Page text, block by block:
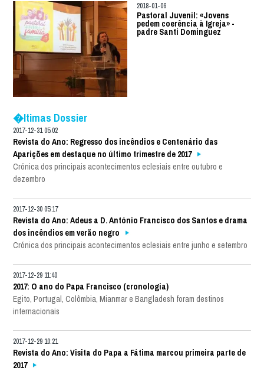
2018-01-06
Pastoral Juvenil: «Jovens
pedem coerência à Igreja» -
padre Santi Dominguez
�ltimas Dossier
2017-12-31 05:02
Revista do Ano: Regresso dos incêndios e Centenário das
Aparições em destaque no último trimestre de 2017
Crónica dos principais acontecimentos eclesiais entre outubro e
dezembro
2017-12-30 05:17
Revista do Ano: Adeus a D. António Francisco dos Santos e drama
dos incêndios em verão negro
Crónica dos principais acontecimentos eclesiais entre junho e setembro
2017-12-29 11:40
2017: O ano do Papa Francisco (cronologia)
Egito, Portugal, Colômbia, Mianmar e Bangladesh foram destinos
internacionais
2017-12-29 10:21
Revista do Ano: Visita do Papa a Fátima marcou primeira parte de
2017